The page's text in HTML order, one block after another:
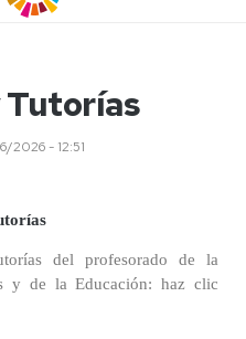
Tutorías
2026 - 12:51
del profesorado de la
y de la Educación: haz clic